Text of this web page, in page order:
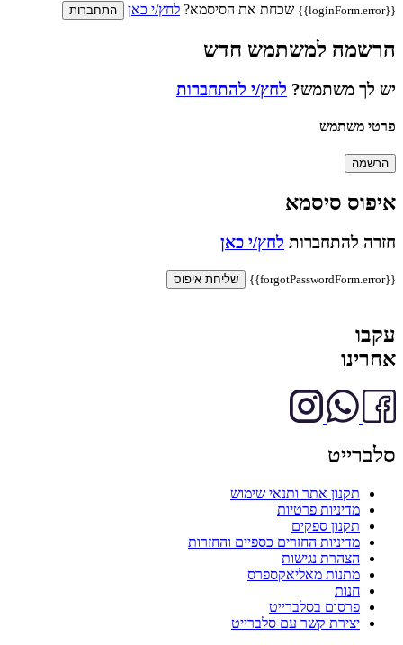
{{loginForm.error}} שכחת את הסיסמא? לחץ/י כאן התחברות
הרשמה למשתמש חדש
יש לך משתמש? לחץ/י להתחברות
פרטי משתמש
הרשמה
איפוס סיסמא
חזרה להתחברות לחץ/י כאן
{{forgotPasswordForm.error}} שליחת איפוס
עקבו
אחרינו
סלברייט
תקנון אתר ותנאי שימוש
מדיניות פרטיות
תקנון ספקים
מדיניות החזרים כספיים והחזרות
הצהרת נגישות
מתנות מאליאקספרס
חנות
פרסום בסלברייט
יצירת קשר עם סלברייט